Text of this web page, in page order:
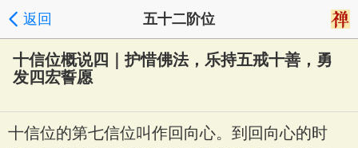
返回 五十二阶位
十信位概说四｜护惜佛法，乐持五戒十善，勇
发四宏誓愿
十信位的第七信位叫作回向心。到回向心的时